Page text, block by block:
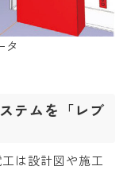
タ
テムを「レブ
は設計図や施工